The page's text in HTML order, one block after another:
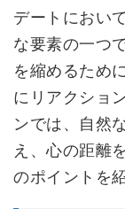
デートにおい
な要素の一つ
を縮めるため
にリアクショ
ンでは、自然
え、心の距離
のポイントを